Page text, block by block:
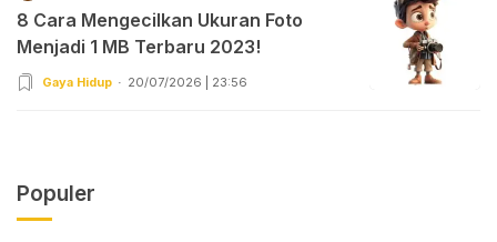
8 Cara Mengecilkan Ukuran Foto
Menjadi 1 MB Terbaru 2023!
Gaya Hidup 20/07/2026 | 23:56
Populer